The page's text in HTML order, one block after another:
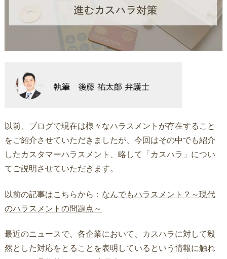
以前、ブログで現在は様々なハラスメントが存在すること
をご紹介させていただきましたが、今回はその中でも紹介
したカスタマーハラスメント、略して「カスハラ」につい
てご説明させていただきます。
以前の記事はこちらから： なんでもハラスメント？～現代
のハラスメントの問題点～
最近のニュースで、各企業において、カスハラに対して毅
然とした対応をとることを表明しているという情報に触れ